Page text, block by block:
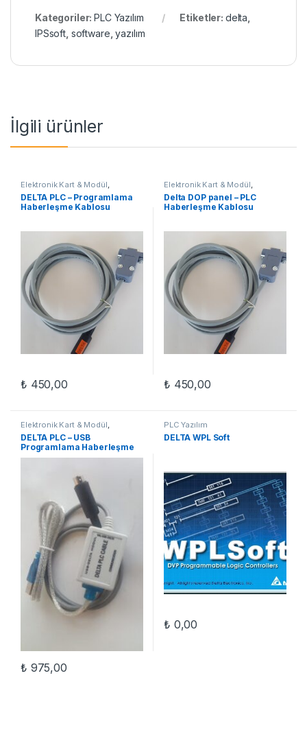
Kategoriler:PLC Yazılım Etiketler: delta
IPSsoft software ,yazılım
İlgili ürünler
Elektronik Kart & Modül,
Otomasyon Aksesuar PLC
Ürünleri
DELTA PLC – Programlama
Haberleşme Kablosu
₺ 450,00
Elektronik Kart & Modül,
Otomasyon Aksesuar, PLC
Ürünleri
Delta DOP panel – PLC
Haberleşme Kablosu
₺ 450,00
Elektronik Kart & Modül,
Otomasyon Aksesuar PLC
Ürünleri
DELTA PLC – USB
Programlama Haberleşme
Kablosu
₺ 975,00
PLC Yazılım
DELTA WPL Soft
₺ 0,00